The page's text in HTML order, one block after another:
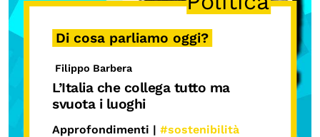
Sala di Lettura
LA FONDAZIONE
Chi siamo
Di cosa parliamo oggi?
Filippo Barbera
L’Italia che collega tutto ma
svuota i luoghi
Approfondimenti |#sostenibilità